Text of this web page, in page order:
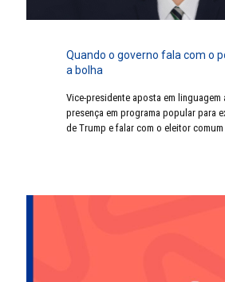
Quando o governo fala com o
a bolha
Vice-presidente aposta em linguagem
presença em programa popular para
de Trump e falar com o eleitor comum